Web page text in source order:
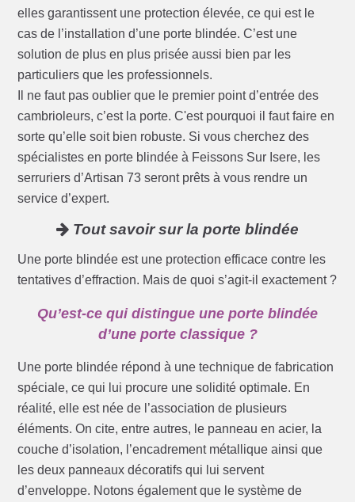
elles garantissent une protection élevée, ce qui est le
cas de l’installation d’une porte blindée. C’est une
solution de plus en plus prisée aussi bien par les
particuliers que les professionnels.
Il ne faut pas oublier que le premier point d’entrée des
cambrioleurs, c’est la porte. C'est pourquoi il faut faire en
sorte qu’elle soit bien robuste. Si vous cherchez des
spécialistes en porte blindée à Feissons Sur Isere, les
serruriers d’Artisan 73 seront prêts à vous rendre un
service d’expert.
Tout savoir sur la porte blindée
Une porte blindée est une protection efficace contre les
tentatives d’effraction. Mais de quoi s’agit-il exactement ?
Qu’est-ce qui distingue une porte blindée
d’une porte classique ?
Une porte blindée répond à une technique de fabrication
spéciale, ce qui lui procure une solidité optimale. En
réalité, elle est née de l’association de plusieurs
éléments. On cite, entre autres, le panneau en acier, la
couche d’isolation, l’encadrement métallique ainsi que
les deux panneaux décoratifs qui lui servent
d’enveloppe. Notons également que le système de